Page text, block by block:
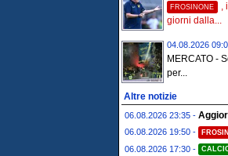
FROSINONE
,
giorni dalla...
04.08.2026
MERCATO -
per...
Altre notizie
06.08.2026 23:35 -
06.08.2026 19:50 -
06.08.2026 17:30 -